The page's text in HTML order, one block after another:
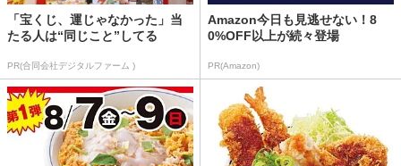
「宝くじ、運じゃなかった」当
たる人は“同じこと”してる
PR(合同会社デジタルファーム )
Amazon今日も見逃せない！8
0%OFF以上が続々登場
PR(Amazon)